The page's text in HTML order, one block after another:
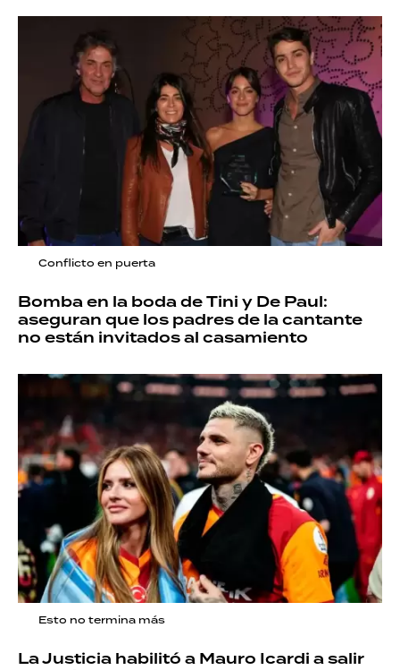
Conflicto en puerta
Bomba en la boda de Tini y De Paul:
aseguran que los padres de la cantante
no están invitados al casamiento
Esto no termina más
La Justicia habilitó a Mauro Icardi a salir